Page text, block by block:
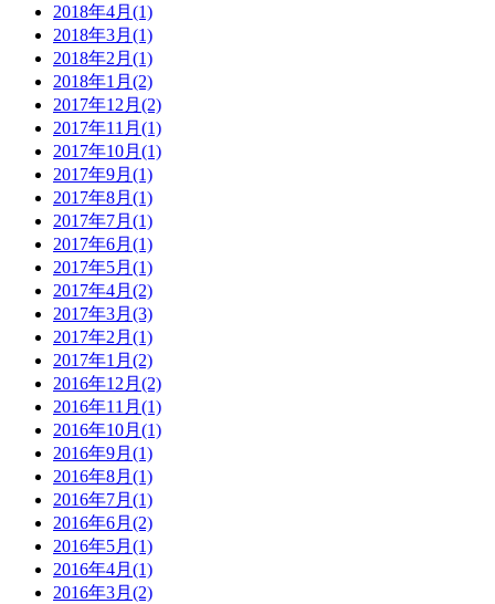
2018年4月(1)
2018年3月(1)
2018年2月(1)
2018年1月(2)
2017年12月(2)
2017年11月(1)
2017年10月(1)
2017年9月(1)
2017年8月(1)
2017年7月(1)
2017年6月(1)
2017年5月(1)
2017年4月(2)
2017年3月(3)
2017年2月(1)
2017年1月(2)
2016年12月(2)
2016年11月(1)
2016年10月(1)
2016年9月(1)
2016年8月(1)
2016年7月(1)
2016年6月(2)
2016年5月(1)
2016年4月(1)
2016年3月(2)